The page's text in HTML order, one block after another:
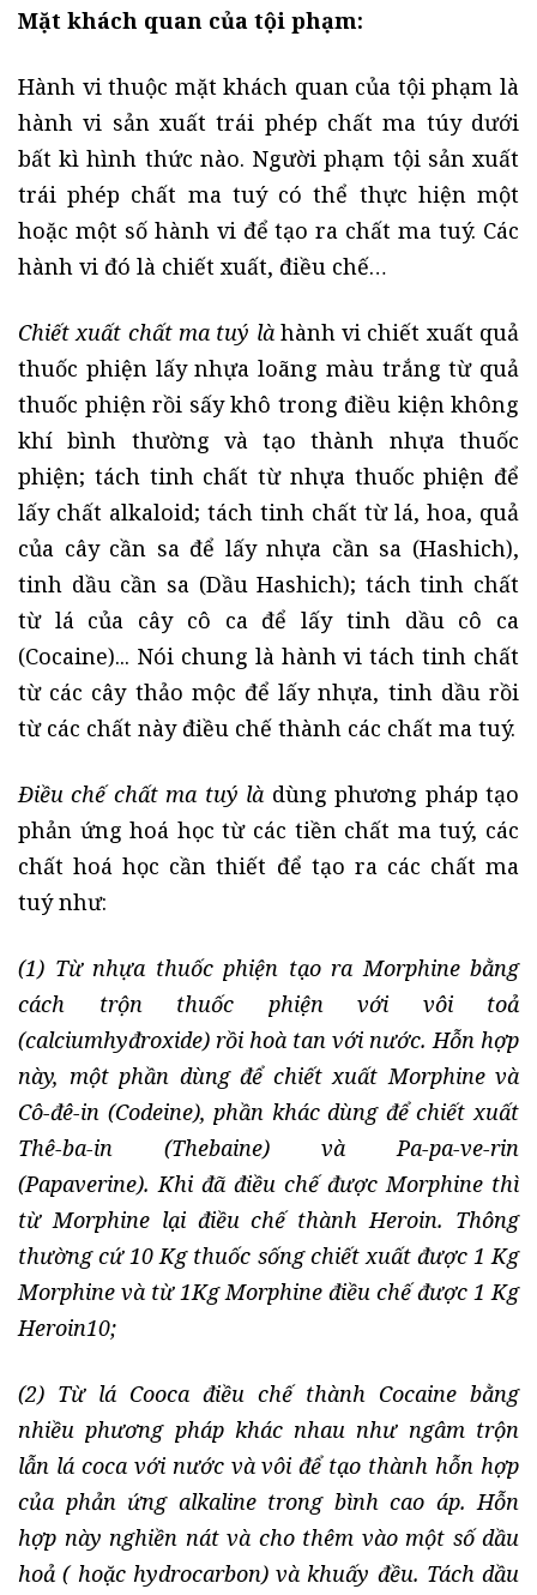
Mặt khách quan của tội phạm:
Hành vi thuộc mặt khách quan của tội phạm là
hành vi sản xuất trái phép chất ma túy dưới
bất kì hình thức nào. Người phạm tội sản xuất
trái phép chất ma tuý có thể thực hiện một
hoặc một số hành vi để tạo ra chất ma tuý. Các
hành vi đó là chiết xuất, điều chế…
Chiết xuất chất ma tuý làhành vi chiết xuất quả
thuốc phiện lấy nhựa loãng màu trắng từ quả
thuốc phiện rồi sấy khô trong điều kiện không
khí bình thường và tạo thành nhựa thuốc
phiện; tách tinh chất từ nhựa thuốc phiện để
lấy chất alkaloid; tách tinh chất từ lá, hoa, quả
của cây cần sa để lấy nhựa cần sa (Hashich),
tinh dầu cần sa (Dầu Hashich); tách tinh chất
từ lá của cây cô ca để lấy tinh dầu cô ca
(Cocaine)... Nói chung là hành vi tách tinh chất
từ các cây thảo mộc để lấy nhựa, tinh dầu rồi
từ các chất này điều chế thành các chất ma tuý.
Điều chế chất ma tuý là dùng phương pháp tạo
phản ứng hoá học từ các tiền chất ma tuý, các
chất hoá học cần thiết để tạo ra các chất ma
tuý như:
(1) Từ nhựa thuốc phiện tạo ra Morphine bằng
cách trộn thuốc phiện với vôi toả
(calciumhyđroxide) rồi hoà tan với nước. Hỗn hợp
này, một phần dùng để chiết xuất Morphine và
Cô-đê-in (Codeine), phần khác dùng để chiết xuất
Thê-ba-in (Thebaine) và Pa-pa-ve-rin
(Papaverine). Khi đã điều chế được Morphine thì
từ Morphine lại điều chế thành Heroin. Thông
thường cứ 10 Kg thuốc sống chiết xuất được 1 Kg
Morphine và từ 1Kg Morphine điều chế được 1 Kg
Heroin10;
(2) Từ lá Cooca điều chế thành Cocaine bằng
nhiều phương pháp khác nhau như ngâm trộn
lẫn lá coca với nước và vôi để tạo thành hỗn hợp
của phản ứng alkaline trong bình cao áp. Hỗn
hợp này nghiền nát và cho thêm vào một số dầu
hoả ( hoặc hydrocarbon) và khuấy đều. Tách dầu